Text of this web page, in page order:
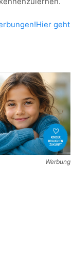
geht
Werbung